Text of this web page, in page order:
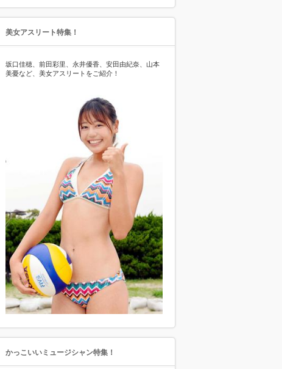
美女アスリート特集！
坂口佳穂、前田彩里、永井優香、安田由紀奈、山本
美憂など、美女アスリートをご紹介！
かっこいいミュージシャン特集！